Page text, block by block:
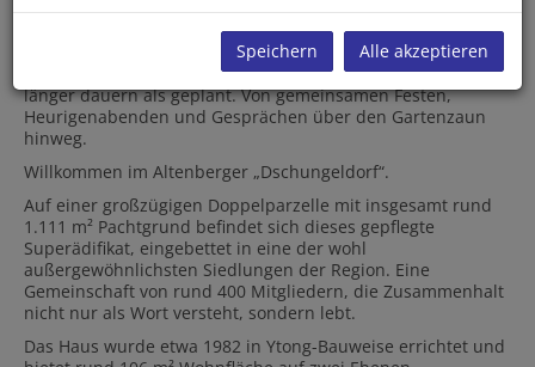
beschreiben.
Sie leben von den Menschen, die dort wohnen. Von
Nachbarn, die einander kennen. Von Sommerabenden, die
länger dauern als geplant. Von gemeinsamen Festen,
Heurigenabenden und Gesprächen über den Gartenzaun
hinweg.
Willkommen im Altenberger „Dschungeldorf“.
Auf einer großzügigen Doppelparzelle mit insgesamt rund
1.111 m² Pachtgrund befindet sich dieses gepflegte
Superädifikat, eingebettet in eine der wohl
außergewöhnlichsten Siedlungen der Region. Eine
Gemeinschaft von rund 400 Mitgliedern, die Zusammenhalt
nicht nur als Wort versteht, sondern lebt.
Das Haus wurde etwa 1982 in Ytong-Bauweise errichtet und
Speichern Alle akzeptieren